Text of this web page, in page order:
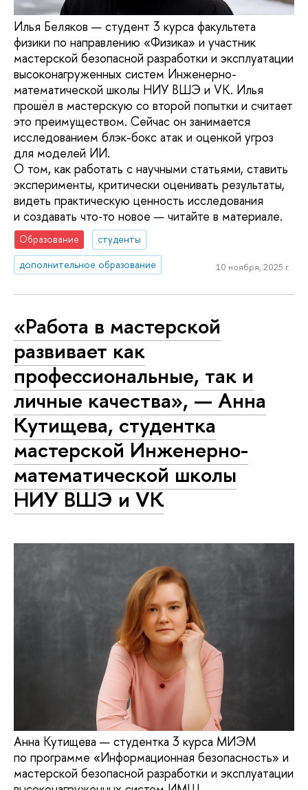
Илья Беляков — студент 3 курса факультета
физики по направлению «Физика» и участник
мастерской безопасной разработки и эксплуатации
высоконагруженных систем Инженерно-
математической школы НИУ ВШЭ и VK. Илья
прошёл в мастерскую со второй попытки и считает
это преимуществом. Сейчас он занимается
исследованием блэк-бокс атак и оценкой угроз
для моделей ИИ.
О том, как работать с научными статьями, ставить
эксперименты, критически оценивать результаты,
видеть практическую ценность исследования
и создавать что‑то новое — читайте в материале.
Образование
студенты
дополнительное образование
10 ноября, 2025 г.
«Работа в мастерской
развивает как
профессиональные, так и
личные качества», — Анна
Кутищева, студентка
мастерской Инженерно-
математической школы
НИУ ВШЭ и VK
Анна Кутищева — студентка 3 курса МИЭМ
по программе «Информационная безопасность» и
мастерской безопасной разработки и эксплуатации